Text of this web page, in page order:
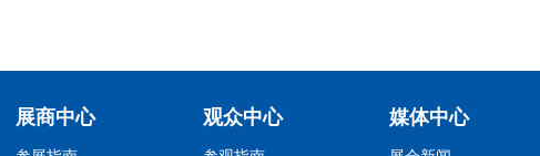
展商中心 观众中心 媒体中心